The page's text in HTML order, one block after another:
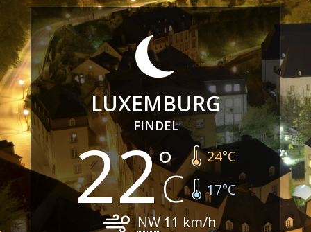
LUXEMBURG
FINDEL
22 24°C
17°C
NW11 km/h